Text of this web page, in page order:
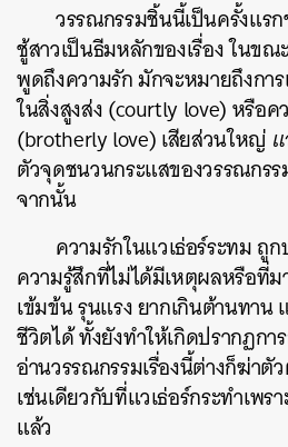
วรรณกรรมชิ้นนี้เป็นครั้งแร
ชู้สาวเป็นธีมหลักของเรื่อง ในข
พูดถึงความรัก มักจะหมายถึงกา
ในสิ่งสูงส่ง (courtly love) หรือ
(brotherly love) เสียส่วนใหญ่
ตัวจุดชนวนกระแสของวรรณกร
จากนั้น
ความรักในแวเธ่อร์ระทม ถู
ความรู้สึกที่ไม่ได้มีเหตุผลหรือที่
เข้มข้น รุนแรง ยากเกินต้านทาน
ชีวิตได้ ทั้งยังทำให้เกิดปรากฏก
อ่านวรรณกรรมเรื่องนี้ต่างก็ฆ่าตั
เช่นเดียวกับที่แวเธ่อร์กระทำเพ
แล้ว